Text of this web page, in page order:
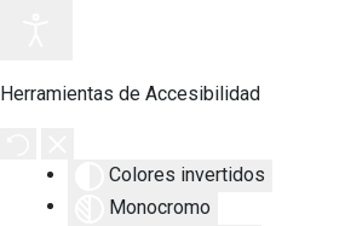
Herramientas de Accesibilidad
Colores invertidos
Monocromo